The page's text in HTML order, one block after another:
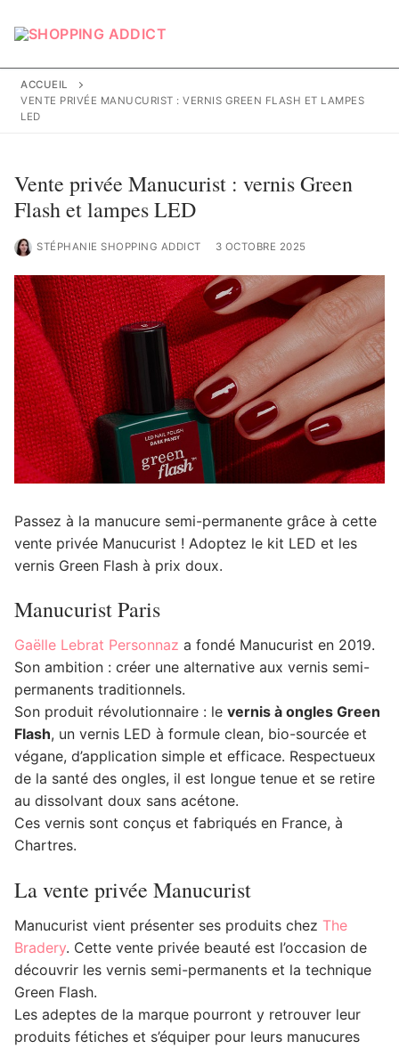
au
ACCUEIL
VENTE PRIVÉE MANUCURIST : VERNIS GREEN FLASH ET LAMPES
LED
Vente privée Manucurist : vernis Green
Flash et lampes LED
STÉPHANIE SHOPPING ADDICT 3 OCTOBRE 2025
Passez à la manucure semi-permanente grâce à cette
vente privée Manucurist ! Adoptez le kit LED et les
vernis Green Flash à prix doux.
Manucurist Paris
Gaëlle Lebrat Personnaz a fondé Manucurist en 2019.
Son ambition : créer une alternative aux vernis semi-
permanents traditionnels.
Son produit révolutionnaire : le vernis à ongles Green
Flash, un vernis LED à formule clean, bio-sourcée et
végane, d’application simple et efficace. Respectueux
de la santé des ongles, il est longue tenue et se retire
au dissolvant doux sans acétone.
Ces vernis sont conçus et fabriqués en France, à
Chartres.
La vente privée Manucurist
Manucurist vient présenter ses produits chez The
Bradery. Cette vente privée beauté est l’occasion de
découvrir les vernis semi-permanents et la technique
Green Flash.
Les adeptes de la marque pourront y retrouver leur
produits fétiches et s’équiper pour leurs manucures